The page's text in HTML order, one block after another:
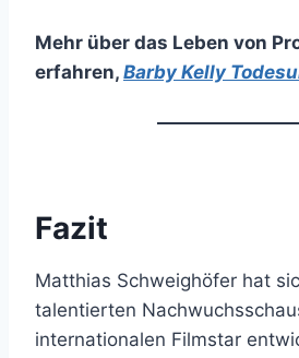
Mehr über das Leben von
erfahren, Barby Kelly
Fazit
Matthias Schweighöfer hat
talentierten
internationalen Filmstar